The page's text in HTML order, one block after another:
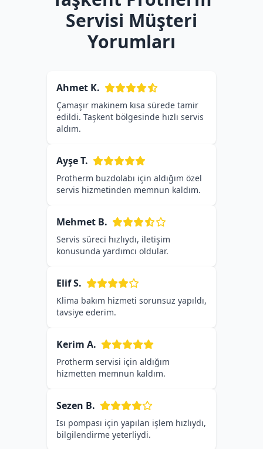
Servisi Müşteri
Yorumları
Ahmet K.
Çamaşır makinem kısa sürede tamir
edildi. Taşkent bölgesinde hızlı servis
aldım.
Ayşe T.
Protherm buzdolabı için aldığım özel
servis hizmetinden memnun kaldım.
Mehmet B.
Servis süreci hızlıydı, iletişim
konusunda yardımcı oldular.
Elif S.
Klima bakım hizmeti sorunsuz yapıldı,
tavsiye ederim.
Kerim A.
Protherm servisi için aldığım
hizmetten memnun kaldım.
Sezen B.
Isı pompası için yapılan işlem hızlıydı,
bilgilendirme yeterliydi.